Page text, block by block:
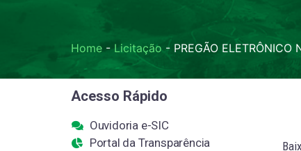
Home -Licitação- PREGÃO ELETRÔNICO
Acesso Rápido
Ouvidoria e-SIC
Portal da Transparência